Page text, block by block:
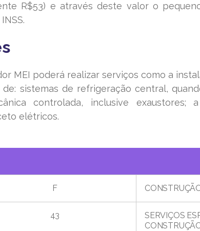
R$53) e através deste valor o
MEI poderá realizar serviços como a
sistemas de refrigeração central,
controlada, inclusive exaustores;
elétricos.
F
43
SERVIÇOS